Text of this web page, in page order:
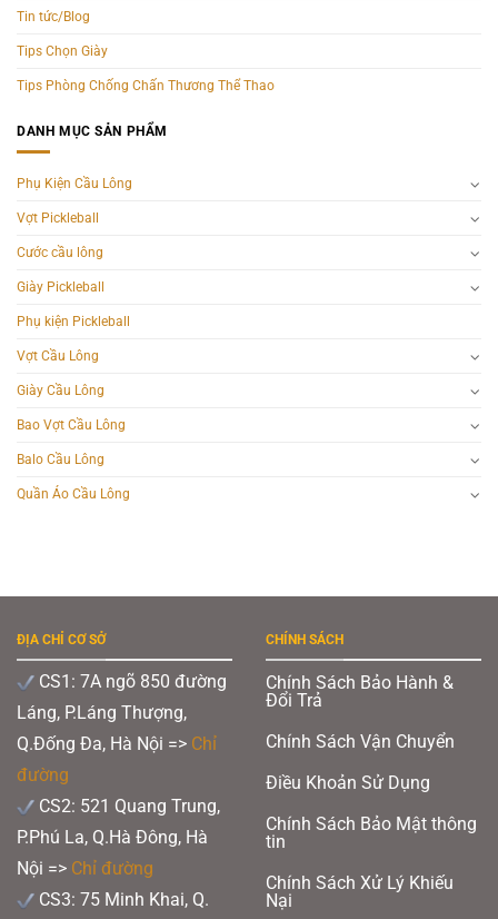
Tin tức/Blog
Tips Chọn Giày
Tips Phòng Chống Chấn Thương Thể Thao
DANH MỤC SẢN PHẨM
Phụ Kiện Cầu Lông
Vợt Pickleball
Cước cầu lông
Giày Pickleball
Phụ kiện Pickleball
Vợt Cầu Lông
Giày Cầu Lông
Bao Vợt Cầu Lông
Balo Cầu Lông
Quần Áo Cầu Lông
ĐỊA CHỈ CƠ SỞ
CS1: 7A ngõ 850 đường
Láng, P.Láng Thượng,
Q.Đống Đa, Hà Nội => Chỉ
đường
CS2: 521 Quang Trung,
P.Phú La, Q.Hà Đông, Hà
Nội => Chỉ đường
CS3: 75 Minh Khai, Q.
CHÍNH SÁCH
Chính Sách Bảo Hành &
Đổi Trả
Chính Sách Vận Chuyển
Điều Khoản Sử Dụng
Chính Sách Bảo Mật thông
tin
Chính Sách Xử Lý Khiếu
Nại